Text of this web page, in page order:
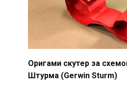
Оригами скутер за
Штурма (Gerwin Sturm)